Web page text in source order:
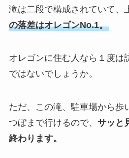
滝は二段で構成されていて、
の落差はオレゴンNo.1。
オレゴンに住む人なら１度は
ではないでしょうか。
ただ、この滝、駐車場から歩
つぼまで行けるので、 サッと
終わります。